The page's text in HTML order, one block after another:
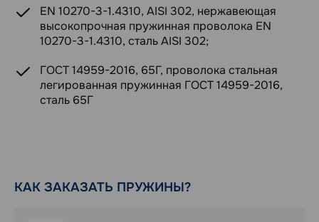
EN 10270-3-1.4310, AISI 302, нержавеющая
высокопрочная пружинная проволока EN
10270-3-1.4310, сталь AISI 302;
ГОСТ 14959-2016, 65Г, проволока стальная
легированная пружинная ГОСТ 14959-2016,
сталь 65Г
КАК ЗАКАЗАТЬ ПРУЖИНЫ?